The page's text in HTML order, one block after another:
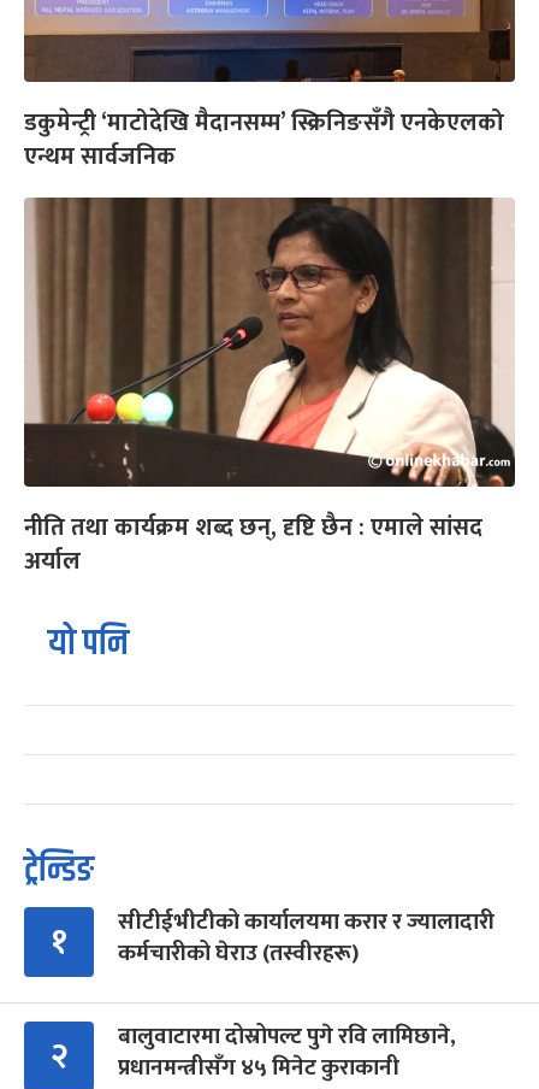
डकुमेन्ट्री ‘माटोदेखि मैदानसम्म’ स्क्रिनिङसँगै एनकेएलको
एन्थम सार्वजनिक
नीति तथा कार्यक्रम शब्द छन्, दृष्टि छैन : एमाले सांसद
अर्याल
यो पनि
ट्रेन्डिङ
१
सीटीईभीटीको कार्यालयमा करार र ज्यालादारी
कर्मचारीको घेराउ (तस्वीरहरू)
२
बालुवाटारमा दोस्रोपल्ट पुगे रवि लामिछाने,
प्रधानमन्त्रीसँग ४५ मिनेट कुराकानी